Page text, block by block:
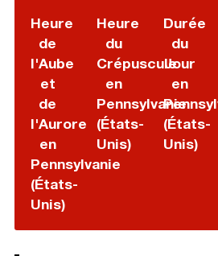
Heure
de
l'Aube
et
de
l'Aurore
en
Pennsylvanie
(États-
Unis)
Heure
du
Crépuscule
en
Pennsylvanie
(États-
Unis)
Durée
du
Jour
en
(États-
Unis)